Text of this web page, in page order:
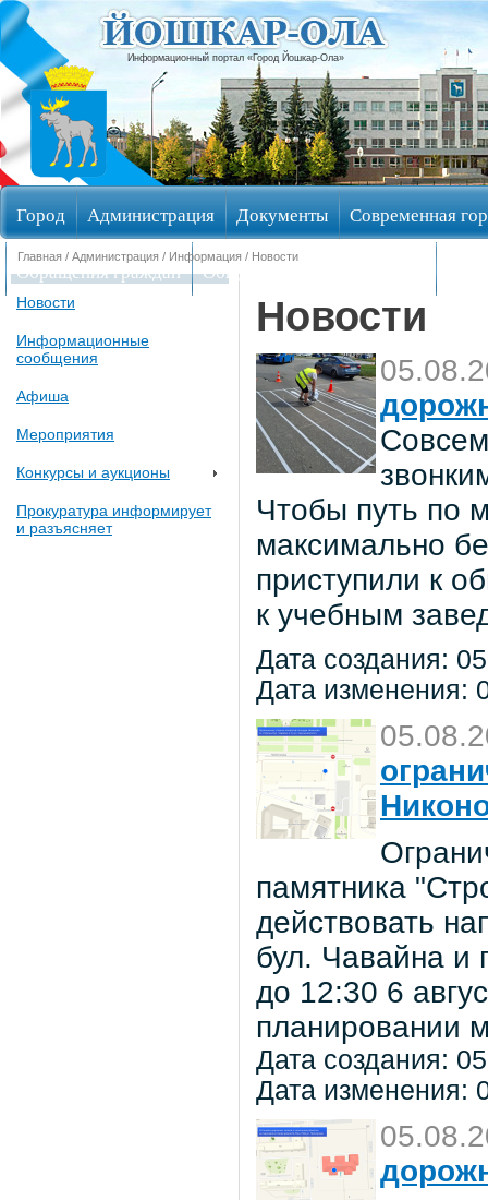
Информационный портал «Город Йошкар-Ола»
Город Администрация Документы Современная
Обращения граждан Общественные обсуждения
Главная / Администрация / Информация / Новости
Новости
Информационные
сообщения
Афиша
Мероприятия
Конкурсы и аукционы
Прокуратура информирует
и разъясняет
Новости
Чтобы путь по
максимально
приступили к
к учебным
Дата создания:
Дата изменения:
памятника
действовать
бул. Чавайна и
до 12:30 6
планировании
Дата создания:
Дата изменения: